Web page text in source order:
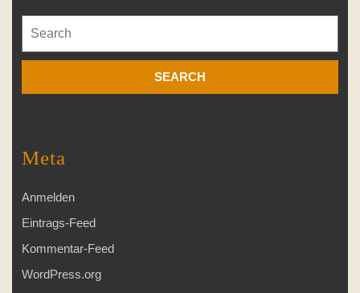
for:
Meta
Anmelden
Eintrags-Feed
Kommentar-Feed
WordPress.org